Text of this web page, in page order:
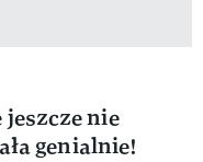
nie
genialnie!